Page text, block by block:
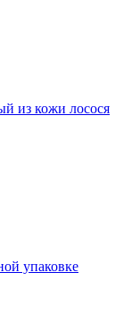
из кожи лосося
упаковке